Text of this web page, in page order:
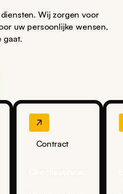
Wij zorgen voor
uw persoonlijke wensen,
gaat.
Contract